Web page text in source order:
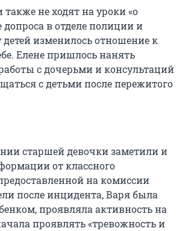
также не ходят на уроки «о
в отделе полиции и
изменилось отношение к
Елене пришлось нанять
с дочерьми и консультаций
с детьми после пережитого
старшей девочки заметили и
от классного
на комиссии
после инцидента, Варя была
проявляла активность на
проявлять «тревожность и